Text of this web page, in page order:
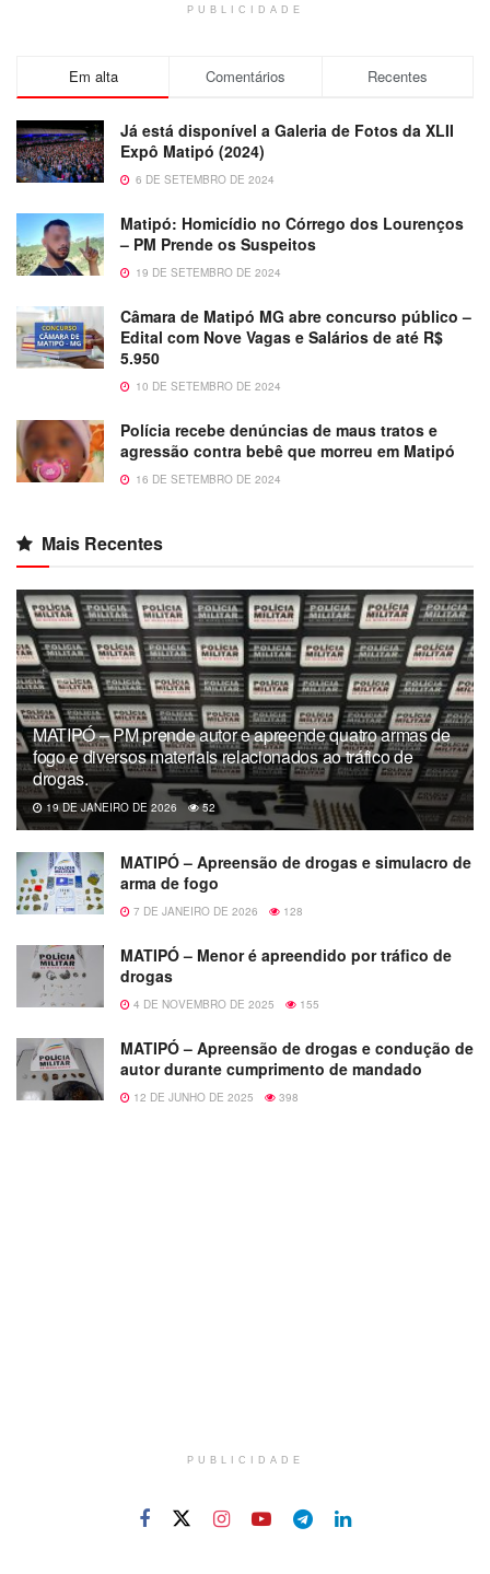
PUBLICIDADE
Em alta Comentários Recentes
Já está disponível a Galeria de Fotos da XLII
Expô Matipó (2024)
6 DE SETEMBRO DE 2024
Matipó: Homicídio no Córrego dos Lourenços
– PM Prende os Suspeitos
19 DE SETEMBRO DE 2024
Câmara de Matipó MG abre concurso público –
Edital com Nove Vagas e Salários de até R$
5.950
10 DE SETEMBRO DE 2024
Polícia recebe denúncias de maus tratos e
agressão contra bebê que morreu em Matipó
16 DE SETEMBRO DE 2024
Mais Recentes
MATIPÓ – PM prende autor e apreende quatro armas de
fogo e diversos materiais relacionados ao tráfico de
drogas.
19 DE JANEIRO DE 2026 52
MATIPÓ – Apreensão de drogas e simulacro de
arma de fogo
7 DE JANEIRO DE 2026 128
MATIPÓ – Menor é apreendido por tráfico de
drogas
4 DE NOVEMBRO DE 2025 155
MATIPÓ – Apreensão de drogas e condução de
autor durante cumprimento de mandado
12 DE JUNHO DE 2025 398
PUBLICIDADE